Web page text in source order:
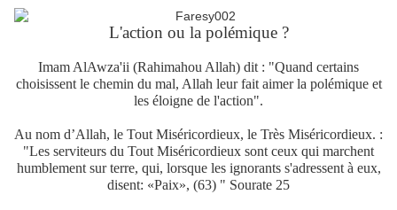
L'action ou la polémique ?
Imam AlAwza'ii (Rahimahou Allah) dit : "Quand certains
choisissent le chemin du mal, Allah leur fait aimer la polémique et
les éloigne de l'action".
Au nom d’Allah, le Tout Miséricordieux, le Très Miséricordieux. :
"Les serviteurs du Tout Miséricordieux sont ceux qui marchent
humblement sur terre, qui, lorsque les ignorants s'adressent à eux,
disent: «Paix», (63) " Sourate 25